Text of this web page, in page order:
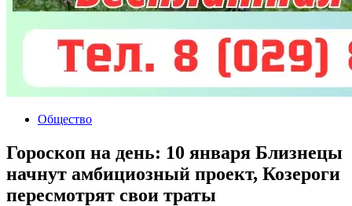
Общество
Гороскоп на день: 10 января Близнецы
начнут амбициозный проект, Козероги
пересмотрят свои траты